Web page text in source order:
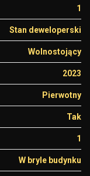
1
Stan deweloperski
Wolnostojący
2023
Pierwotny
Tak
1
W bryle budynku